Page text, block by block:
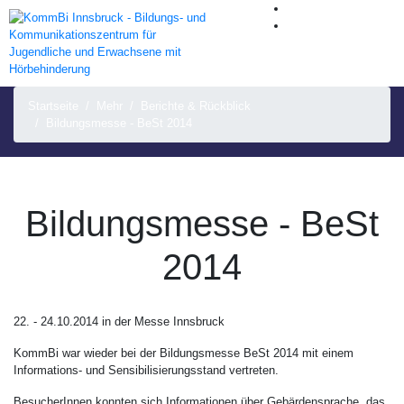
Bildungsmesse - BeSt
2014
22. - 24.10.2014 in der Messe Innsbruck
KommBi war wieder bei der Bildungsmesse BeSt 2014 mit einem
Informations- und Sensibilisierungsstand vertreten.